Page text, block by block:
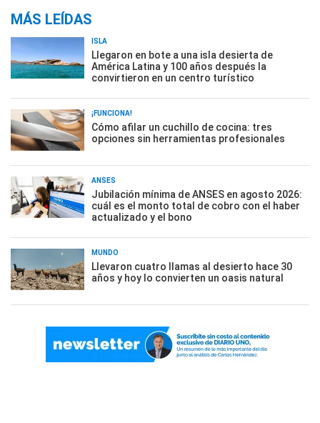
MÁS LEÍDAS
ISLA
Llegaron en bote a una isla desierta de
América Latina y 100 años después la
convirtieron en un centro turístico
¡FUNCIONA!
Cómo afilar un cuchillo de cocina: tres
opciones sin herramientas profesionales
ANSES
Jubilación mínima de ANSES en agosto 2026:
cuál es el monto total de cobro con el haber
actualizado y el bono
MUNDO
Llevaron cuatro llamas al desierto hace 30
años y hoy lo convierten un oasis natural